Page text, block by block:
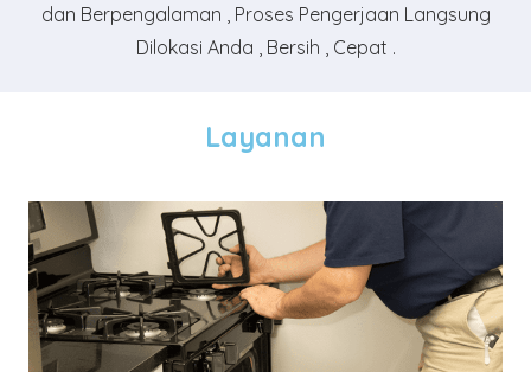
dan Berpengalaman , Proses Pengerjaan Langsung
Dilokasi Anda , Bersih , Cepat .
Layanan